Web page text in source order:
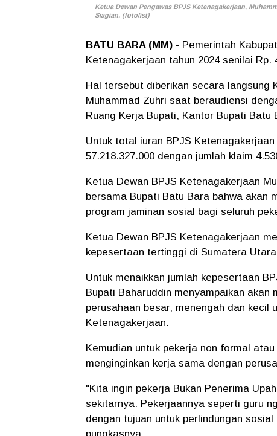
Ketua Dewan Pengawas BPJS Ketenagakerjaan,
Siagian. (foto/ist)
BATU BARA (MM) - Pemerintah
Ketenagakerjaan tahun 2024 senilai Rp.
Hal tersebut diberikan secara langsung
Muhammad Zuhri saat beraudiensi
Ruang Kerja Bupati, Kantor Bupati Batu
Untuk total iuran BPJS
57.218.327.000 dengan jumlah klaim
Ketua Dewan BPJS Ketenagakerjaan
bersama Bupati Batu Bara bahwa akan
program jaminan sosial bagi seluruh
Ketua Dewan BPJS Ketenagakerjaan
kepesertaan tertinggi di Sumatera
Untuk menaikkan jumlah kepesertaan
Bupati Baharuddin menyampaikan akan
perusahaan besar, menengah dan kecil
Ketenagakerjaan.
Kemudian untuk pekerja non formal
menginginkan kerja sama dengan
"Kita ingin pekerja Bukan Penerima
sekitarnya. Pekerjaannya seperti guru
dengan tujuan untuk perlindungan